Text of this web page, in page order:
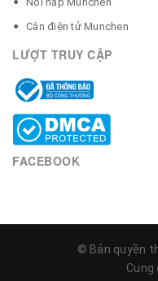
Cân điện tử Munchen
LƯỢT TRUY CẬP
FACEBOOK
© Bản quyền
Cung